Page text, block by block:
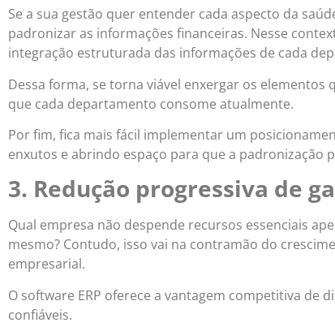
Se a sua gestão quer entender cada aspecto da
padronizar as informações financeiras. Nesse
integração estruturada das informações de cada
Dessa forma, se torna viável enxergar os
que cada departamento consome atualmente.
Por fim, fica mais fácil implementar um
enxutos e abrindo espaço para que a padronização
3. Redução progressiva de
Qual empresa não despende recursos essenciais
mesmo? Contudo, isso vai na contramão do
empresarial.
O software ERP oferece a vantagem competitiva de
confiáveis.